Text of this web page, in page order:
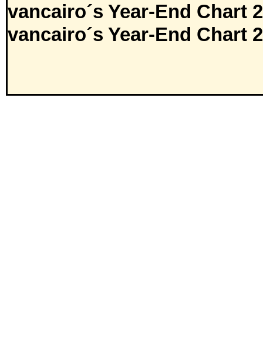
vancairo´s Year-End Chart
vancairo´s Year-End Chart